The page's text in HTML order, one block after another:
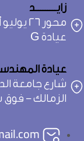
زايـــــــــد
عيادة G
عيادة
شارع جامعة
الزمالك - فوق